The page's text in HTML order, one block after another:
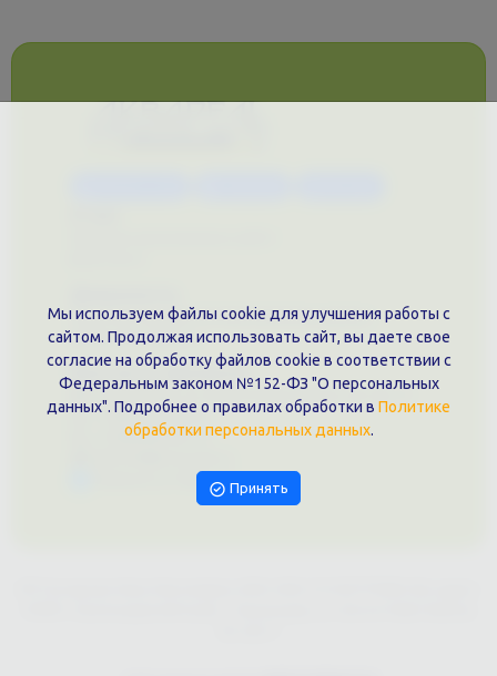
Политика обработки персональных данных
Публичная оферта
Контакты филиала
г. Краснодар, ул. Шоссе Нефтяников, 28, оф. 51
+7 (861)202-09-02
+7 (909)466-00-16
Написать в Telegram
Мы используем файлы cookie для улучшения работы с
сайтом. Продолжая использовать сайт, вы даете свое
согласие на обработку файлов cookie в соответствии с
Федеральным законом №152-ФЗ "О персональных
данных". Подробнее о правилах обработки в Политике
обработки персональных данных.
Принять